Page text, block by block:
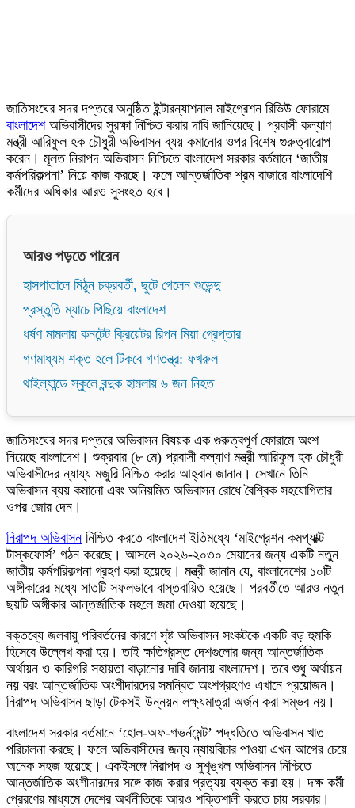
জাতিসংঘের সদর দপ্তরে অনুষ্ঠিত ইন্টারন্যাশনাল মাইগ্রেশন রিভিউ ফোরামে
বাংলাদেশঅভিবাসীদের সুরক্ষা নিশ্চিত করার দাবি জানিয়েছে। প্রবাসী কল্যাণ
মন্ত্রী আরিফুল হক চৌধুরী অভিবাসন ব্যয় কমানোর ওপর বিশেষ গুরুত্বারোপ
করেন। মূলত নিরাপদ অভিবাসন নিশ্চিতে বাংলাদেশ সরকার বর্তমানে ‘জাতীয়
কর্মপরিকল্পনা’ নিয়ে কাজ করছে। ফলে আন্তর্জাতিক শ্রম বাজারে বাংলাদেশি
কর্মীদের অধিকার আরও সুসংহত হবে।
আরও পড়তে পারেন
হাসপাতালে মিঠুন চক্রবর্তী, ছুটে গেলেন শুভেন্দু
প্রস্তুতি ম্যাচে পিছিয়ে বাংলাদেশ
ধর্ষণ মামলায় কনটেন্ট ক্রিয়েটর রিপন মিয়া গ্রেপ্তার
গণমাধ্যম শক্ত হলে টিকবে গণতন্ত্র: ফখরুল
থাইল্যান্ডে স্কুলে বন্দুক হামলায় ৬ জন নিহত
জাতিসংঘের সদর দপ্তরে অভিবাসন বিষয়ক এক গুরুত্বপূর্ণ ফোরামে অংশ
নিয়েছে বাংলাদেশ। শুক্রবার (৮ মে) প্রবাসী কল্যাণ মন্ত্রী আরিফুল হক চৌধুরী
অভিবাসীদের ন্যায্য মজুরি নিশ্চিত করার আহ্বান জানান। সেখানে তিনি
অভিবাসন ব্যয় কমানো এবং অনিয়মিত অভিবাসন রোধে বৈশ্বিক সহযোগিতার
ওপর জোর দেন।
নিরাপদ অভিবাসন নিশ্চিত করতে বাংলাদেশ ইতিমধ্যে ‘মাইগ্রেশন কমপ্যাক্ট
টাস্কফোর্স’ গঠন করেছে। আসলে ২০২৬-২০৩০ মেয়াদের জন্য একটি নতুন
জাতীয় কর্মপরিকল্পনা গ্রহণ করা হয়েছে। মন্ত্রী জানান যে, বাংলাদেশের ১০টি
অঙ্গীকারের মধ্যে সাতটি সফলভাবে বাস্তবায়িত হয়েছে। পরবর্তীতে আরও নতুন
ছয়টি অঙ্গীকার আন্তর্জাতিক মহলে জমা দেওয়া হয়েছে।
বক্তব্যে জলবায়ু পরিবর্তনের কারণে সৃষ্ট অভিবাসন সংকটকে একটি বড় হুমকি
হিসেবে উল্লেখ করা হয়। তাই ক্ষতিগ্রস্ত দেশগুলোর জন্য আন্তর্জাতিক
অর্থায়ন ও কারিগরি সহায়তা বাড়ানোর দাবি জানায় বাংলাদেশ। তবে শুধু অর্থায়ন
নয় বরং আন্তর্জাতিক অংশীদারদের সমন্বিত অংশগ্রহণও এখানে প্রয়োজন।
নিরাপদ অভিবাসন ছাড়া টেকসই উন্নয়ন লক্ষ্যমাত্রা অর্জন করা সম্ভব নয়।
বাংলাদেশ সরকার বর্তমানে ‘হোল-অফ-গভর্নমেন্ট’ পদ্ধতিতে অভিবাসন খাত
পরিচালনা করছে। ফলে অভিবাসীদের জন্য ন্যায়বিচার পাওয়া এখন আগের চেয়ে
অনেক সহজ হয়েছে। একইসঙ্গে নিরাপদ ও সুশৃঙ্খল অভিবাসন নিশ্চিতে
আন্তর্জাতিক অংশীদারদের সঙ্গে কাজ করার প্রত্যয় ব্যক্ত করা হয়। দক্ষ কর্মী
প্রেরণের মাধ্যমে দেশের অর্থনীতিকে আরও শক্তিশালী করতে চায় সরকার।